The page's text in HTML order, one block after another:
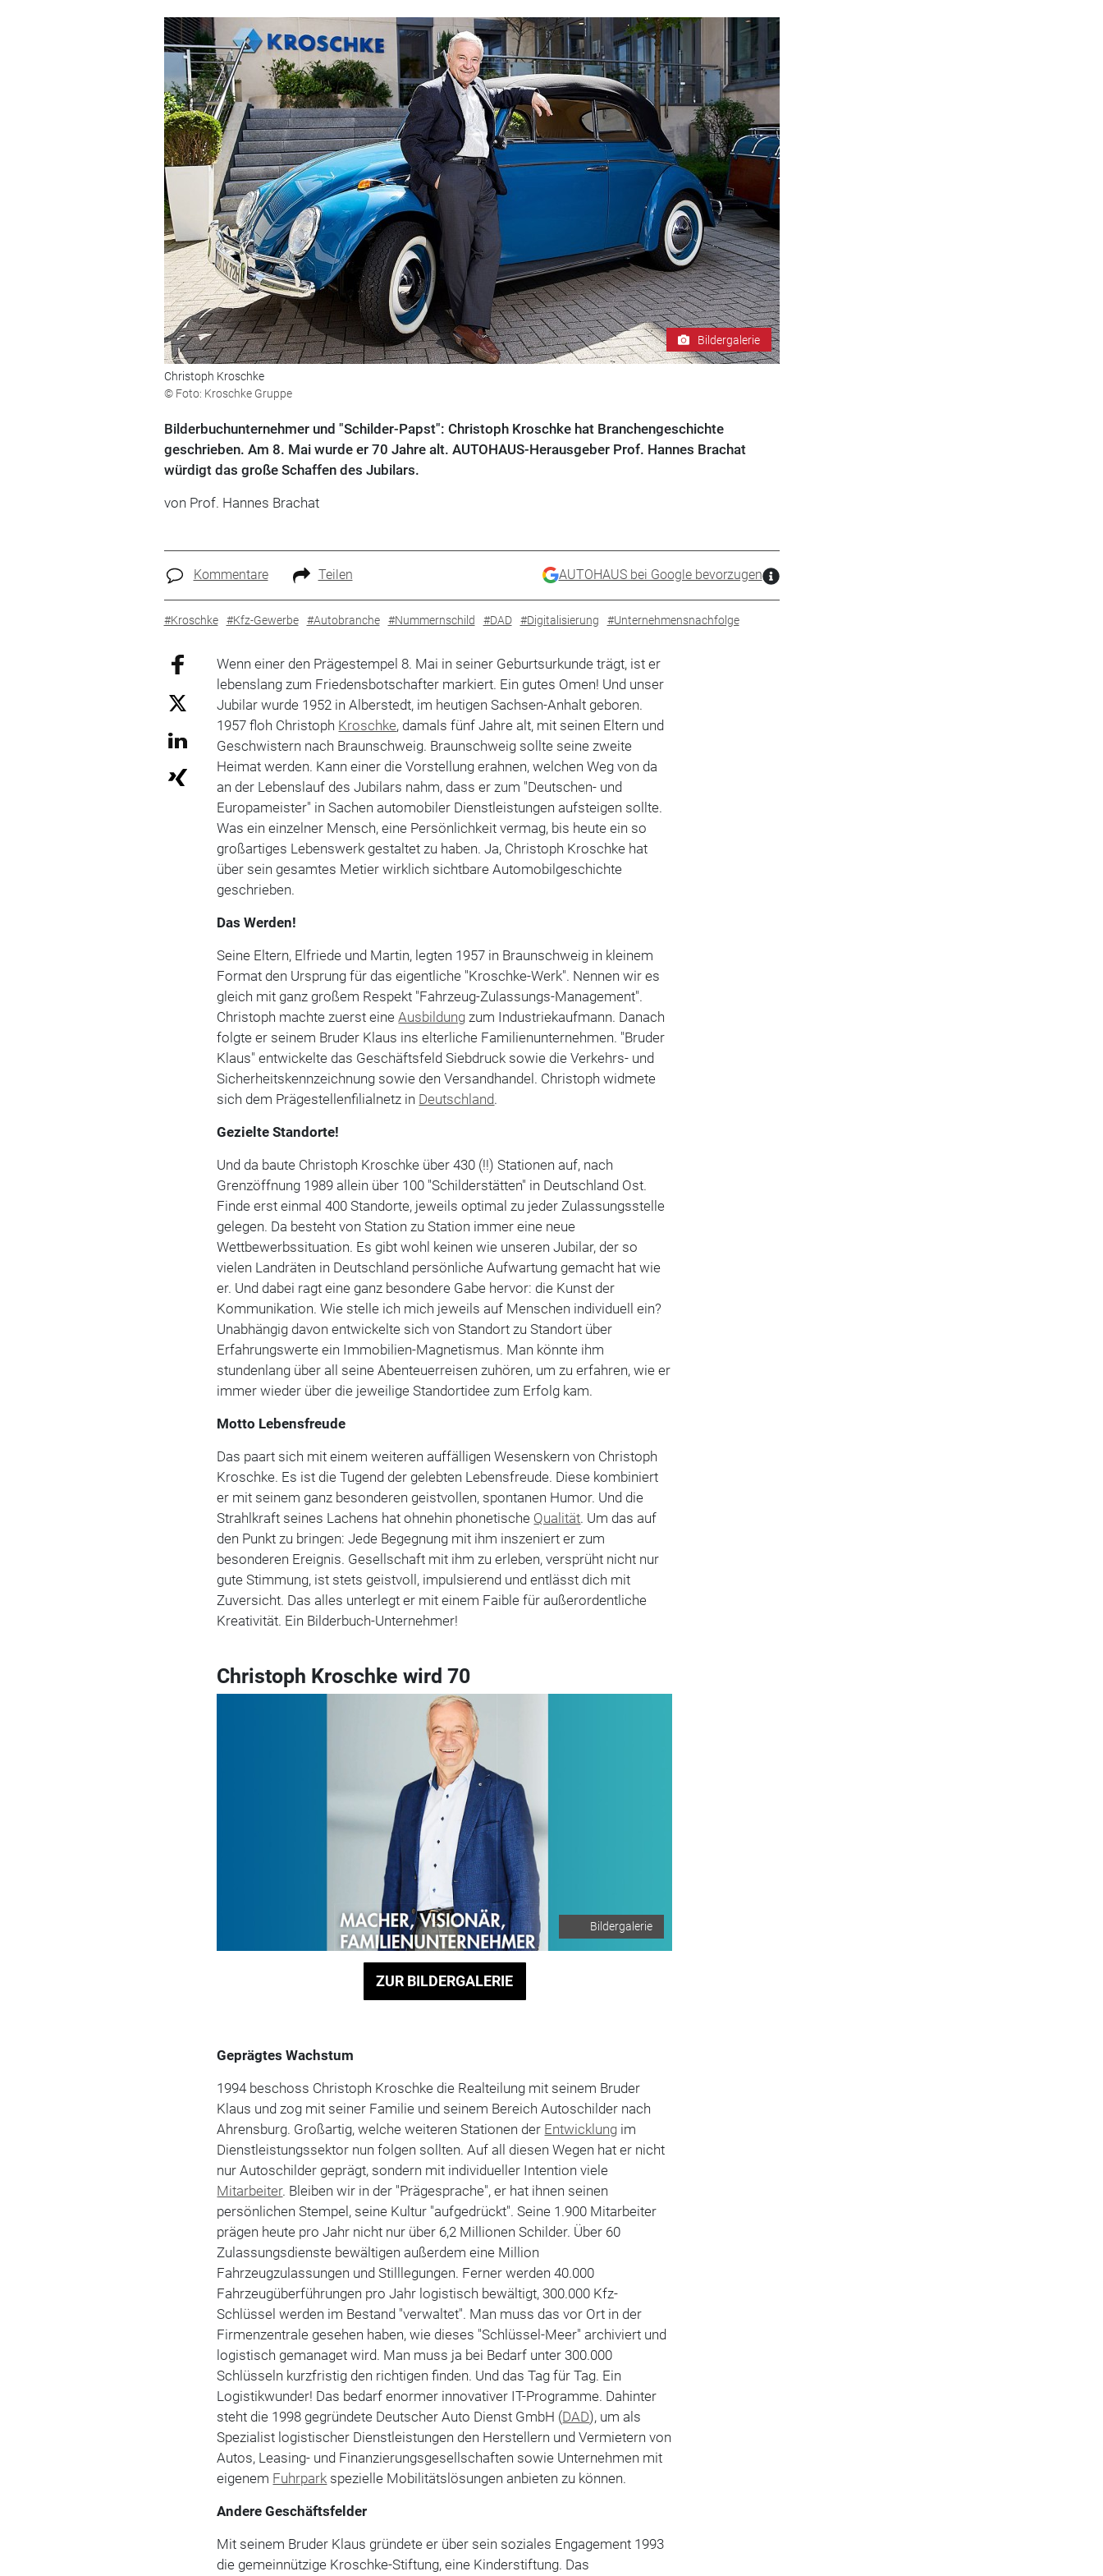
Bildergalerie
Christoph Kroschke
© Foto: Kroschke Gruppe
Bilderbuchunternehmer und "Schilder-Papst": Christoph Kroschke hat Branchengeschichte
geschrieben. Am 8. Mai wurde er 70 Jahre alt. AUTOHAUS-Herausgeber Prof. Hannes Brachat
würdigt das große Schaffen des Jubilars.
von Prof. Hannes Brachat
Kommentare Teilen AUTOHAUS bei Google bevorzugen
#Kroschke #Kfz-Gewerbe #Autobranche #Nummernschild #DAD #Digitalisierung #Unternehmensnachfolge
Wenn einer den Prägestempel 8. Mai in seiner Geburtsurkunde trägt, ist er
lebenslang zum Friedensbotschafter markiert. Ein gutes Omen! Und unser
Jubilar wurde 1952 in Alberstedt, im heutigen Sachsen-Anhalt geboren.
1957 floh Christoph Kroschke, damals fünf Jahre alt, mit seinen Eltern und
Geschwistern nach Braunschweig. Braunschweig sollte seine zweite
Heimat werden. Kann einer die Vorstellung erahnen, welchen Weg von da
an der Lebenslauf des Jubilars nahm, dass er zum "Deutschen- und
Europameister" in Sachen automobiler Dienstleistungen aufsteigen sollte.
Was ein einzelner Mensch, eine Persönlichkeit vermag, bis heute ein so
großartiges Lebenswerk gestaltet zu haben. Ja, Christoph Kroschke hat
über sein gesamtes Metier wirklich sichtbare Automobilgeschichte
geschrieben.
Das Werden!
Seine Eltern, Elfriede und Martin, legten 1957 in Braunschweig in kleinem
Format den Ursprung für das eigentliche "Kroschke-Werk". Nennen wir es
gleich mit ganz großem Respekt "Fahrzeug-Zulassungs-Management".
Christoph machte zuerst eineAusbildung zum Industriekaufmann. Danach
folgte er seinem Bruder Klaus ins elterliche Familienunternehmen. "Bruder
Klaus" entwickelte das Geschäftsfeld Siebdruck sowie die Verkehrs- und
Sicherheitskennzeichnung sowie den Versandhandel. Christoph widmete
sich dem Prägestellenfilialnetz in Deutschland.
Gezielte Standorte!
Und da baute Christoph Kroschke über 430 (!!) Stationen auf, nach
Grenzöffnung 1989 allein über 100 "Schilderstätten" in Deutschland Ost.
Finde erst einmal 400 Standorte, jeweils optimal zu jeder Zulassungsstelle
gelegen. Da besteht von Station zu Station immer eine neue
Wettbewerbssituation. Es gibt wohl keinen wie unseren Jubilar, der so
vielen Landräten in Deutschland persönliche Aufwartung gemacht hat wie
er. Und dabei ragt eine ganz besondere Gabe hervor: die Kunst der
Kommunikation. Wie stelle ich mich jeweils auf Menschen individuell ein?
Unabhängig davon entwickelte sich von Standort zu Standort über
Erfahrungswerte ein Immobilien-Magnetismus. Man könnte ihm
stundenlang über all seine Abenteuerreisen zuhören, um zu erfahren, wie er
immer wieder über die jeweilige Standortidee zum Erfolg kam.
Motto Lebensfreude
Das paart sich mit einem weiteren auffälligen Wesenskern von Christoph
Kroschke. Es ist die Tugend der gelebten Lebensfreude. Diese kombiniert
er mit seinem ganz besonderen geistvollen, spontanen Humor. Und die
Strahlkraft seines Lachens hat ohnehin phonetische Qualität. Um das auf
den Punkt zu bringen: Jede Begegnung mit ihm inszeniert er zum
besonderen Ereignis. Gesellschaft mit ihm zu erleben, versprüht nicht nur
gute Stimmung, ist stets geistvoll, impulsierend und entlässt dich mit
Zuversicht. Das alles unterlegt er mit einem Faible für außerordentliche
Kreativität. Ein Bilderbuch-Unternehmer!
Christoph Kroschke wird 70
Bildergalerie
ZUR BILDERGALERIE
Geprägtes Wachstum
1994 beschoss Christoph Kroschke die Realteilung mit seinem Bruder
Klaus und zog mit seiner Familie und seinem Bereich Autoschilder nach
Ahrensburg. Großartig, welche weiteren Stationen der Entwicklung im
Dienstleistungssektor nun folgen sollten. Auf all diesen Wegen hat er nicht
nur Autoschilder geprägt, sondern mit individueller Intention viele
Mitarbeiter. Bleiben wir in der "Prägesprache", er hat ihnen seinen
persönlichen Stempel, seine Kultur "aufgedrückt". Seine 1.900 Mitarbeiter
prägen heute pro Jahr nicht nur über 6,2 Millionen Schilder. Über 60
Zulassungsdienste bewältigen außerdem eine Million
Fahrzeugzulassungen und Stilllegungen. Ferner werden 40.000
Fahrzeugüberführungen pro Jahr logistisch bewältigt, 300.000 Kfz-
Schlüssel werden im Bestand "verwaltet". Man muss das vor Ort in der
Firmenzentrale gesehen haben, wie dieses "Schlüssel-Meer" archiviert und
logistisch gemanaget wird. Man muss ja bei Bedarf unter 300.000
Schlüsseln kurzfristig den richtigen finden. Und das Tag für Tag. Ein
Logistikwunder! Das bedarf enormer innovativer IT-Programme. Dahinter
steht die 1998 gegründete Deutscher Auto Dienst GmbH (DAD), um als
Spezialist logistischer Dienstleistungen den Herstellern und Vermietern von
Autos, Leasing- und Finanzierungsgesellschaften sowie Unternehmen mit
eigenem Fuhrpark spezielle Mobilitätslösungen anbieten zu können.
Andere Geschäftsfelder
Mit seinem Bruder Klaus gründete er über sein soziales Engagement 1993
die gemeinnützige Kroschke-Stiftung, eine Kinderstiftung. Das